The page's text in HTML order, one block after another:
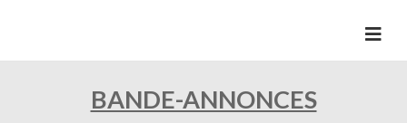
BANDE-ANNONCES